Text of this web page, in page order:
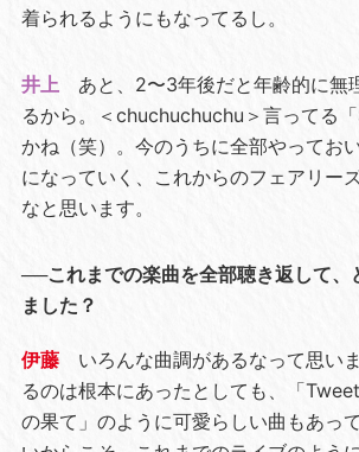
着られるようにもなってるし。
井上
あと、2〜3年後だと年齢的に無
るから。＜chuchuchuchu＞言ってる
かね（笑）。今のうちに全部やってお
になっていく、これからのフェアリー
なと思います。
──これまでの楽曲を全部聴き返して、
ました？
伊藤
いろんな曲調があるなって思い
るのは根本にあったとしても、「
の果て」のように可愛らしい曲もあっ